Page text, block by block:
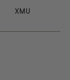
XMU